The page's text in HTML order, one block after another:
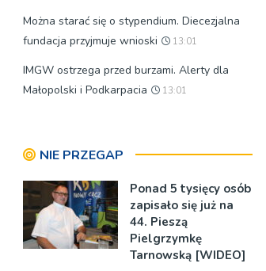
Można starać się o stypendium. Diecezjalna
fundacja przyjmuje wnioski
13:01
IMGW ostrzega przed burzami. Alerty dla
Małopolski i Podkarpacia
13:01
NIE PRZEGAP
Ponad 5 tysięcy osób
zapisało się już na
44. Pieszą
Pielgrzymkę
Tarnowską [WIDEO]